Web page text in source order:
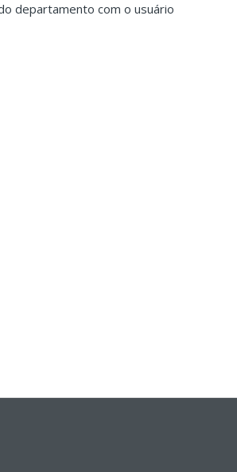
departamento com o usuário